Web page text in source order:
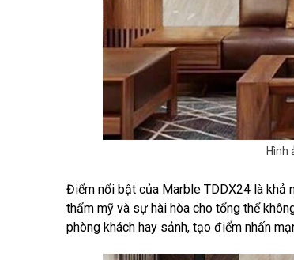
Hình
Điểm nổi bật của Marble TDDX24 là khả
thẩm mỹ và sự hài hòa cho tổng thể
phòng khách hay sảnh, tạo điểm nhấn